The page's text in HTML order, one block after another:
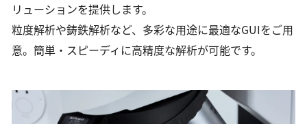
リューションを提供します。
粒度解析や鋳鉄解析など、多彩な用途に最適なGUIをご用
意。簡単・スピーディに高精度な解析が可能です。